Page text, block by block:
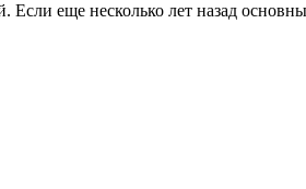
еще несколько лет назад